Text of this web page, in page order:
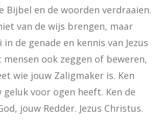
Bijbel en de woorden verdraaien.
van de wijs brengen, maar
de genade en kennis van Jezus
mensen ook zeggen of beweren,
wie jouw Zaligmaker is. Ken
geluk voor ogen heeft. Ken de
jouw Redder. Jezus Christus.